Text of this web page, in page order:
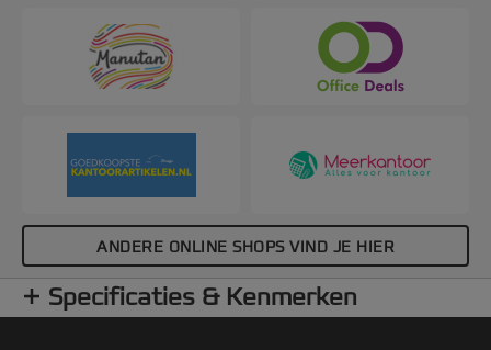
ANDERE ONLINE SHOPS VIND JE HIER
Specificaties & Kenmerken